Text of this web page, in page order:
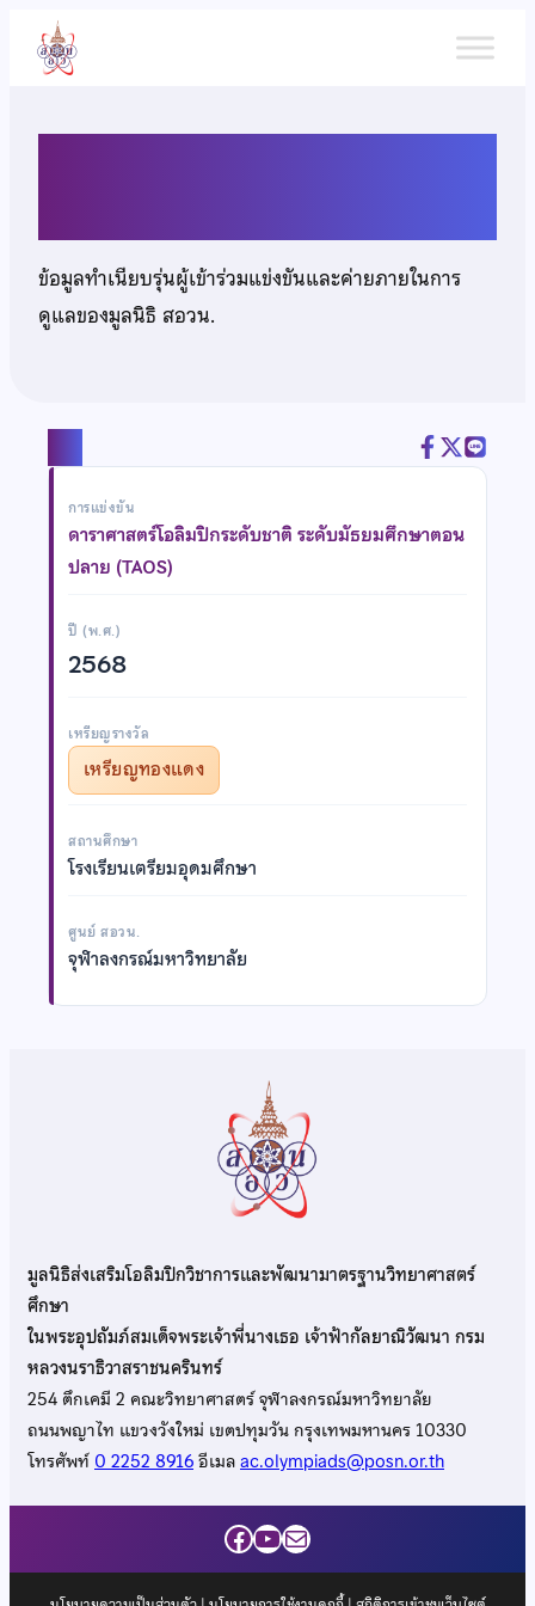
เนื้อหา
ข้อมูลทำเนียบรุ่นผู้เข้าร่วมแข่งขันและค่ายภายในการ
ดูแลของมูลนิธิ สอวน.
การแข่งขัน
ดาราศาสตร์โอลิมปิกระดับชาติ ระดับมัธยมศึกษาตอน
ปลาย (TAOS)
ปี (พ.ศ.)
2568
เหรียญรางวัล
เหรียญทองแดง
สถานศึกษา
โรงเรียนเตรียมอุดมศึกษา
ศูนย์ สอวน.
จุฬาลงกรณ์มหาวิทยาลัย
มูลนิธิส่งเสริมโอลิมปิกวิชาการและพัฒนามาตรฐานวิทยาศาสตร์
ศึกษา
ในพระอุปถัมภ์สมเด็จพระเจ้าพี่นางเธอ เจ้าฟ้ากัลยาณิวัฒนา กรม
หลวงนราธิวาสราชนครินทร์
254 ตึกเคมี 2 คณะวิทยาศาสตร์ จุฬาลงกรณ์มหาวิทยาลัย
ถนนพญาไท แขวงวังใหม่ เขตปทุมวัน กรุงเทพมหานคร 10330
โทรศัพท์0 2252 8916อีเมลac.olympiads@posn.or.th
Facebook
YouTube
Mail